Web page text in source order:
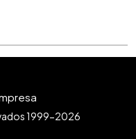
1999-2026